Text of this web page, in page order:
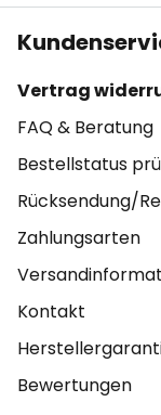
Vertrag
FAQ & Beratung
Bestellstatus
Rücksendung/
Zahlungsarten
Kontakt
Bewertungen